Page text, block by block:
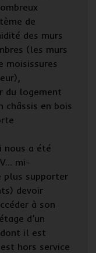
de
des murs
(les murs
moisissures
du logement
châssis en bois
nous a été
mi-
plus supporter
devoir
à son
d’un
il est
hors service